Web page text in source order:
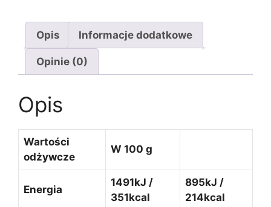
Opis Informacje dodatkowe
Opinie (0)
Opis
Wartości
odżywcze
W 100 g
Energia
1491kJ /
351kcal
895kJ /
214kcal